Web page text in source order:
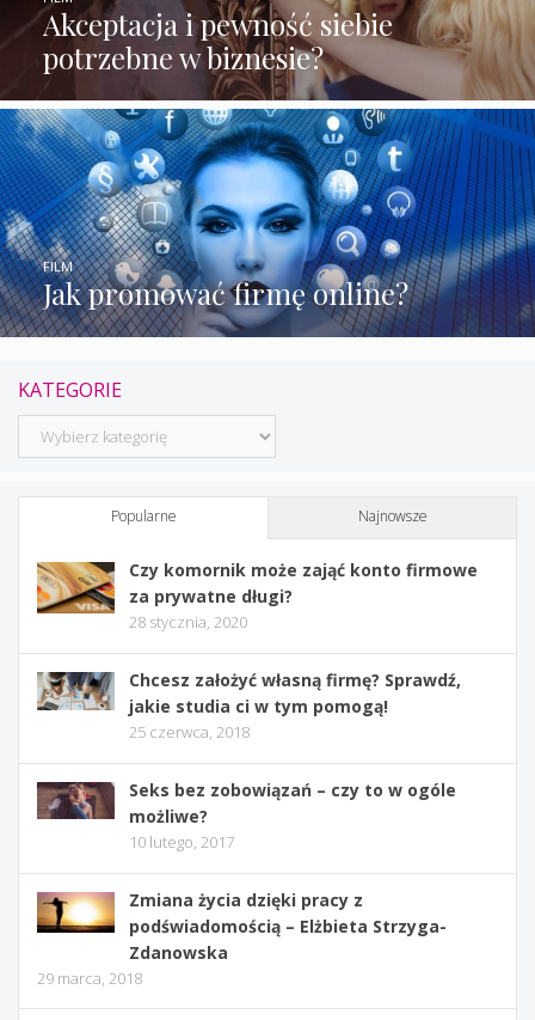
Akceptacja i pewność siebie
potrzebne w biznesie?
Jak promować firmę online?
FILM
KATEGORIE
Kategorie
Popularne Najnowsze
Czy komornik może zająć konto firmowe
za prywatne długi?
28 stycznia, 2020
Chcesz założyć własną firmę? Sprawdź,
jakie studia ci w tym pomogą!
25 czerwca, 2018
Seks bez zobowiązań – czy to w ogóle
możliwe?
10 lutego, 2017
Zmiana życia dzięki pracy z
podświadomością – Elżbieta Strzyga-
Zdanowska
29 marca, 2018